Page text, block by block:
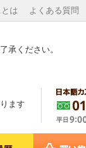
は よくある質問
承ください。
ます